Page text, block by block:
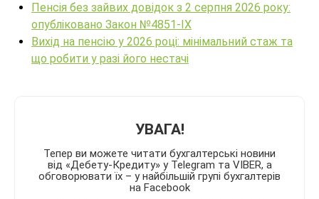
Пенсія без зайвих довідок з 2 серпня 2026 року:
опубліковано Закон №4851-IX
Вихід на пенсію у 2026 році: мінімальний стаж та
що робити у разі його нестачі
УВАГА!
Тепер ви можете читати бухгалтерські новини
від «Дебету-Кредиту» у Telegram та VIBER, а
обговорювати їх – у найбільшій групі бухгалтерів
на Facebook